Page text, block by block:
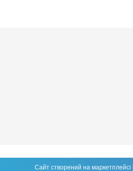
Сайт створений на маркетплейсі